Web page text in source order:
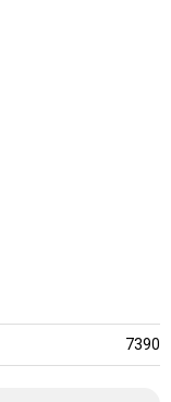
7390